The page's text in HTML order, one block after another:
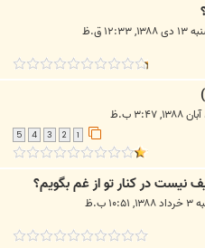
۱۲:۳۳ ق.ظ
3
4
5
در کنار تو از غم بگویم؟
ب.ظ